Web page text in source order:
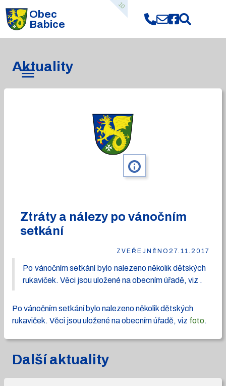
Obec
Babice
10
Aktuality
info
Ztráty a nálezy po vánočním
setkání
ZVEŘEJNĚNO 27.11.2017
Po vánočním setkání bylo nalezeno několik dětských
rukaviček. Věci jsou uložené na obecním úřadě, viz .
Po vánočním setkání bylo nalezeno několik dětských
rukaviček. Věci jsou uložené na obecním úřadě, viz foto.
Další aktuality